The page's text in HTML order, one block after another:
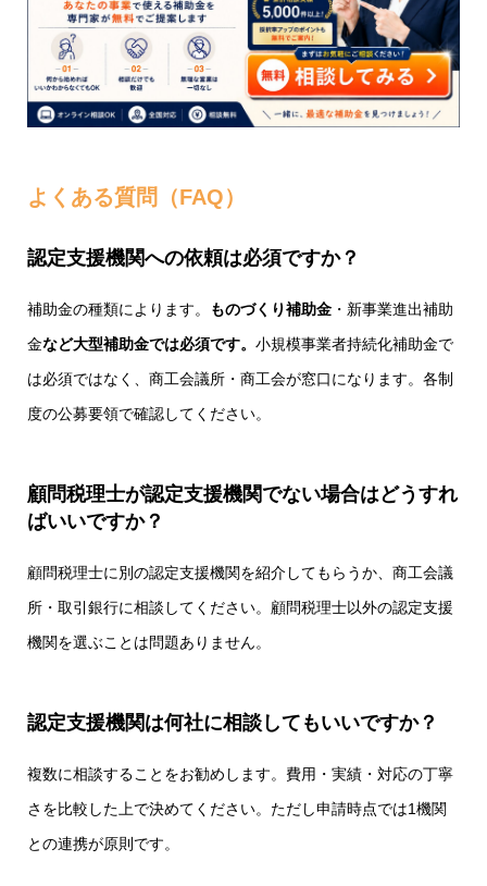
よくある質問（FAQ）
認定支援機関への依頼は必須ですか？
補助金の種類によります。 ものづくり補助金 ・ 新事業進出補助
金など大型補助金では必須です。 小規模事業者持続化補助金で
は必須ではなく、商工会議所・商工会が窓口になります。各制
度の公募要領で確認してください。
顧問税理士が認定支援機関でない場合はどうすれ
ばいいですか？
顧問税理士に別の認定支援機関を紹介してもらうか、商工会議
所・取引銀行に相談してください。顧問税理士以外の認定支援
機関を選ぶことは問題ありません。
認定支援機関は何社に相談してもいいですか？
複数に相談することをお勧めします。費用・実績・対応の丁寧
さを比較した上で決めてください。ただし申請時点では1機関
との連携が原則です。